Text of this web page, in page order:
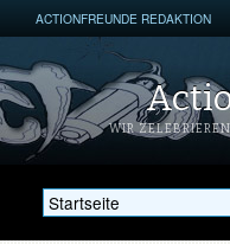
ACTIONFREUNDE REDAKTION
WIR